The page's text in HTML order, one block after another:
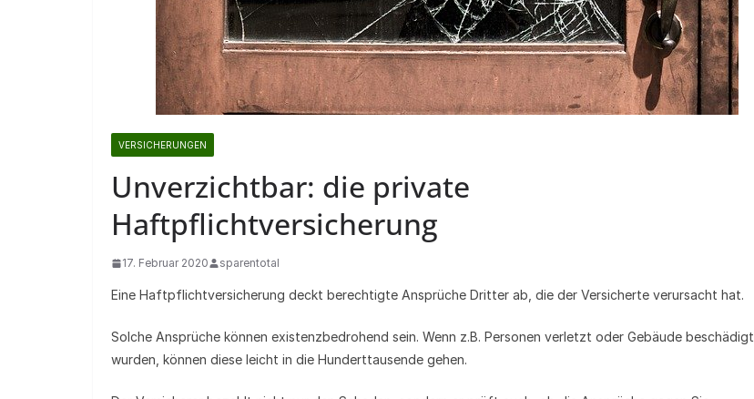
VERSICHERUNGEN
Unverzichtbar: die private
Haftpflichtversicherung
17. Februar 2020 sparentotal
Eine Haftpflichtversicherung deckt berechtigte Ansprüche Dritter ab, die der Versicherte verursacht hat.
Solche Ansprüche können existenzbedrohend sein. Wenn z.B. Personen verletzt oder Gebäude beschädigt
wurden, können diese leicht in die Hunderttausende gehen.